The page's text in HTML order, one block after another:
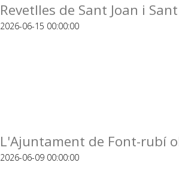
Revetlles de Sant Joan i
2026-06-15 00:00:00
L'Ajuntament de Font-rubí
2026-06-09 00:00:00